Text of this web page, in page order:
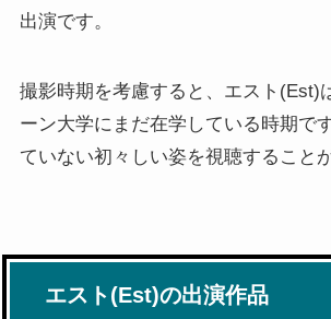
出演です。
撮影時期を考慮すると、エスト(Est)
ーン大学にまだ在学している時期で
ていない初々しい姿を視聴すること
エスト(Est)の出演作品